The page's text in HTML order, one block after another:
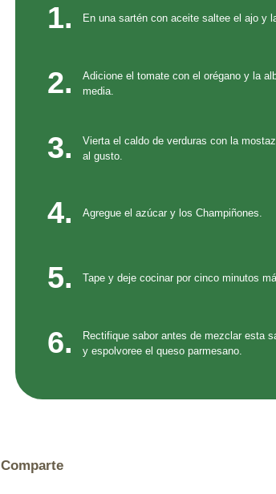
1. En una sartén con aceite saltee el ajo y
2.
Adicione el tomate con el orégano y la
media.
3.
Vierta el caldo de verduras con la
al gusto.
4. Agregue el azúcar y los Champiñones.
5. Tape y deje cocinar por cinco minutos
6.
Rectifique sabor antes de mezclar esta
y espolvoree el queso parmesano.
Comparte